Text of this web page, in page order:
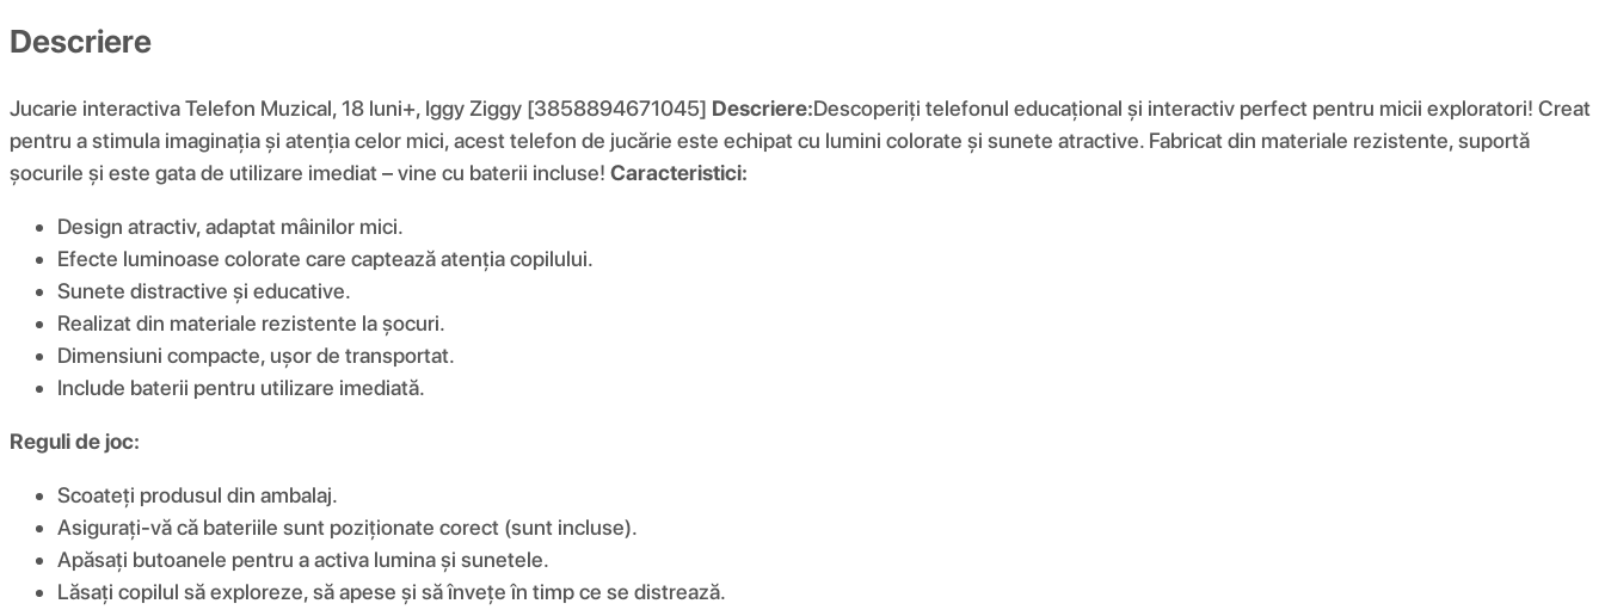
Descriere
Jucarie interactiva Telefon Muzical, 18 luni+, Iggy Ziggy [3858894671045] Descriere:Descoperiți telefonul educațional și interactiv perfect pentru micii exploratori! Creat
pentru a stimula imaginația și atenția celor mici, acest telefon de jucărie este echipat cu lumini colorate și sunete atractive. Fabricat din materiale rezistente, suportă
șocurile și este gata de utilizare imediat – vine cu baterii incluse! Caracteristici:
Design atractiv, adaptat mâinilor mici.
Efecte luminoase colorate care captează atenția copilului.
Sunete distractive și educative.
Realizat din materiale rezistente la șocuri.
Dimensiuni compacte, ușor de transportat.
Include baterii pentru utilizare imediată.
Reguli de joc:
Scoateți produsul din ambalaj.
Asigurați-vă că bateriile sunt poziționate corect (sunt incluse).
Apăsați butoanele pentru a activa lumina și sunetele.
Lăsați copilul să exploreze, să apese și să învețe în timp ce se distrează.